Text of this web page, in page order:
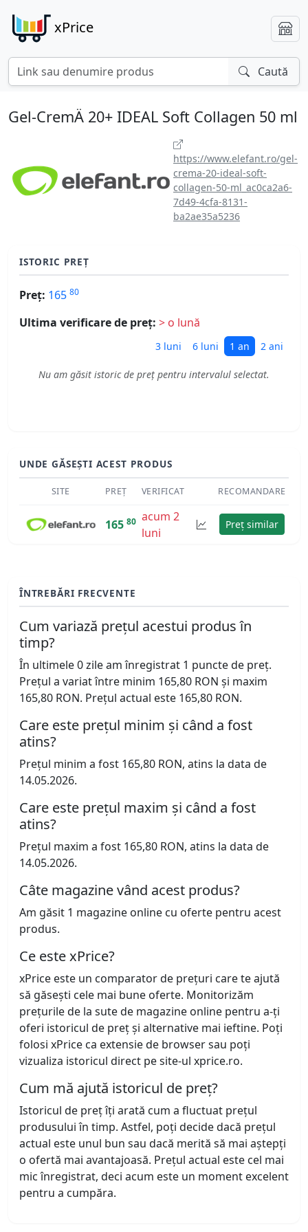
xPrice
Caută
Gel-CremÄ 20+ IDEAL Soft Collagen 50 ml
https://www.elefant.ro/gel-
crema-20-ideal-soft-
collagen-50-ml_ac0ca2a6-
7d49-4cfa-8131-
ba2ae35a5236
ISTORIC PREȚ
Preț: 165 80
Ultima verificare de preț: > o lună
3 luni 6 luni 1 an 2 ani
Nu am găsit istoric de preț pentru intervalul selectat.
UNDE GĂSEȘTI ACEST PRODUS
SITE PREȚ VERIFICAT RECOMANDARE
165 80 acum 2
luni
Preț similar
ÎNTREBĂRI FRECVENTE
Cum variază prețul acestui produs în
timp?
În ultimele 0 zile am înregistrat 1 puncte de preț.
Prețul a variat între minim 165,80 RON și maxim
165,80 RON. Prețul actual este 165,80 RON.
Care este prețul minim și când a fost
atins?
Prețul minim a fost 165,80 RON, atins la data de
14.05.2026.
Care este prețul maxim și când a fost
atins?
Prețul maxim a fost 165,80 RON, atins la data de
14.05.2026.
Câte magazine vând acest produs?
Am găsit 1 magazine online cu oferte pentru acest
produs.
Ce este xPrice?
xPrice este un comparator de prețuri care te ajută
să găsești cele mai bune oferte. Monitorizăm
prețurile de la sute de magazine online pentru a-ți
oferi istoricul de preț și alternative mai ieftine. Poți
folosi xPrice ca extensie de browser sau poți
vizualiza istoricul direct pe site-ul xprice.ro.
Cum mă ajută istoricul de preț?
Istoricul de preț îți arată cum a fluctuat prețul
produsului în timp. Astfel, poți decide dacă prețul
actual este unul bun sau dacă merită să mai aștepți
o ofertă mai avantajoasă. Prețul actual este cel mai
mic înregistrat, deci acum este un moment excelent
pentru a cumpăra.